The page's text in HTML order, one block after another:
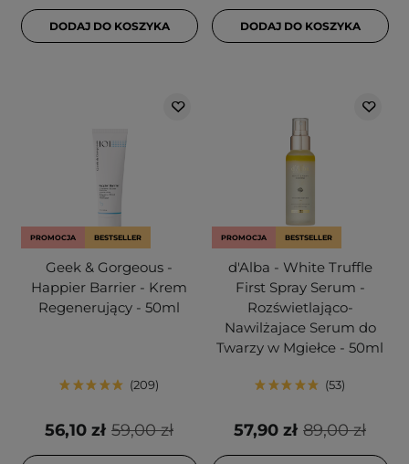
DODAJ DO KOSZYKA DODAJ DO KOSZYKA
PROMOCJA BESTSELLER
Geek & Gorgeous -
Happier Barrier - Krem
Regenerujący - 50ml
209
59,00 zł
56,10 zł
PROMOCJA BESTSELLER
d'Alba - White Truffle
First Spray Serum -
Rozświetlająco-
Nawilżajace Serum do
Twarzy w Mgiełce - 50ml
53
89,00 zł
57,90 zł